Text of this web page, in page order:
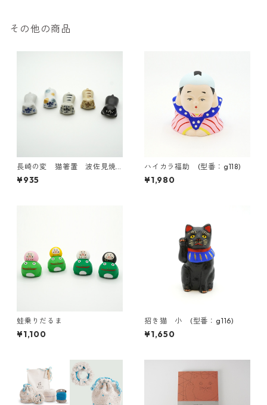
その他の商品
長崎の変 猫箸置 波佐見焼
【日本製】
¥935
ハイカラ福助 (型番：g118)
¥1,980
蛙乗りだるま
¥1,100
招き猫 小 (型番：g116)
¥1,650